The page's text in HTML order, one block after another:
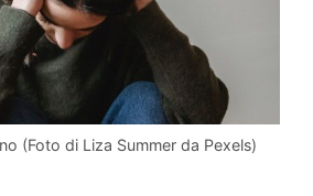
(Foto di Liza Summer da Pexels)